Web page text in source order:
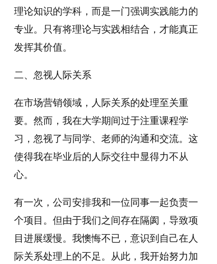
理论知识的学科，而是一门强调实践能力的
专业。只有将理论与实践相结合，才能真正
发挥其价值。
二、忽视人际关系
在市场营销领域，人际关系的处理至关重
要。然而，我在大学期间过于注重课程学
习，忽视了与同学、老师的沟通和交流。这
使得我在毕业后的人际交往中显得力不从
心。
有一次，公司安排我和一位同事一起负责一
个项目。但由于我们之间存在隔阂，导致项
目进展缓慢。我懊悔不已，意识到自己在人
际关系处理上的不足。从此，我开始努力加